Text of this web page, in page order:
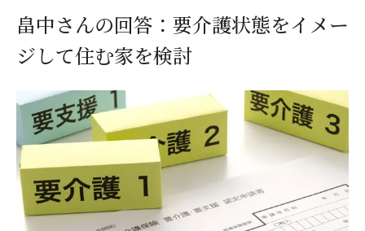
畠中さんの回答：要介護状態をイメー
ジして住む家を検討